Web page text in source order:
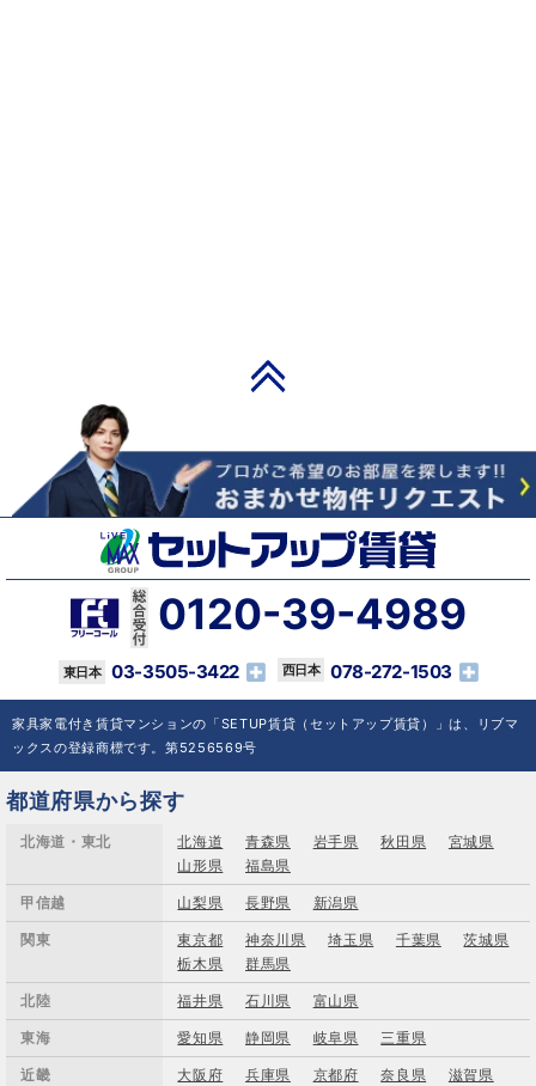
0120-39-4989
03-3505-3422 078-272-1503
家具家電付き賃貸マンションの「SETUP賃貸（セットアップ賃貸）」は、リブマ
ックスの登録商標です。第5256569号
都道府県から探す
北海道・東北 北海道 青森県 岩手県 秋田県
宮城県
山形県
福島県
甲信越 山梨県 長野県 新潟県
関東 東京都 神奈川県 埼玉県 千葉県
茨城県
栃木県
群馬県
北陸 福井県 石川県 富山県
東海 愛知県 静岡県 岐阜県 三重県
近畿 大阪府 兵庫県 京都府 奈良県 滋賀県